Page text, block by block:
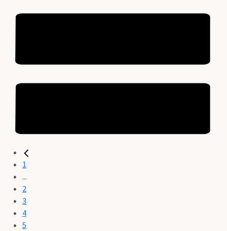
1
...
2
3
4
5